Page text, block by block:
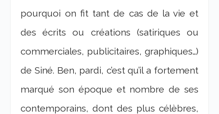
pourquoi on fit tant de cas de la vie et
des écrits ou créations (satiriques ou
commerciales, publicitaires, graphiques…)
de Siné. Ben, pardi, c’est qu’il a fortement
marqué son époque et nombre de ses
contemporains, dont des plus célèbres,